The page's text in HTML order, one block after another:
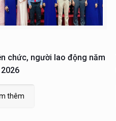
chức, người lao động năm
thêm